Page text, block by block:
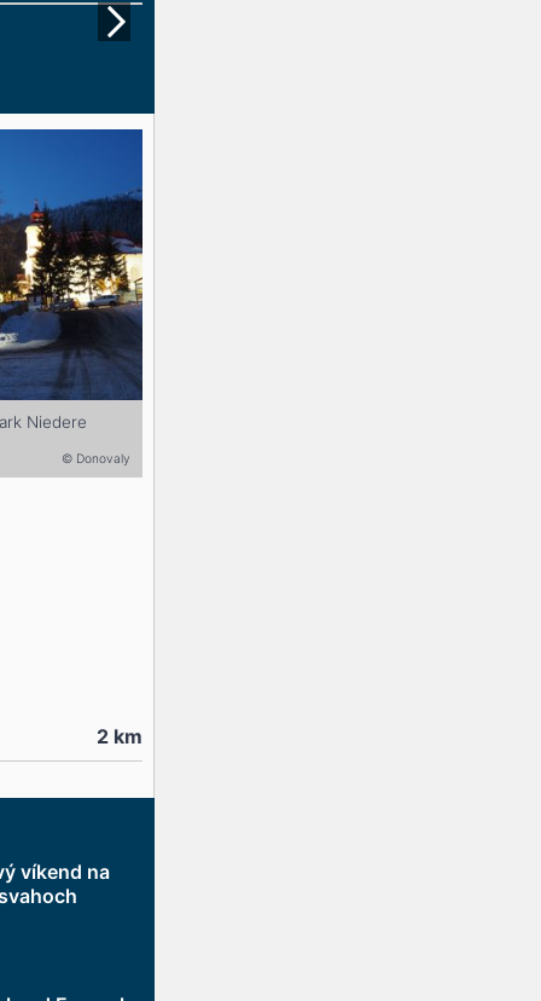
Niedere
© Donovaly
2 km
víkend na